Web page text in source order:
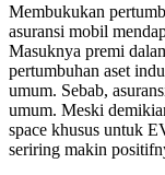
Membukukan
asuransi mobil
Masuknya premi
pertumbuhan aset
umum. Sebab,
umum. Meski
space khusus untuk
seriring makin